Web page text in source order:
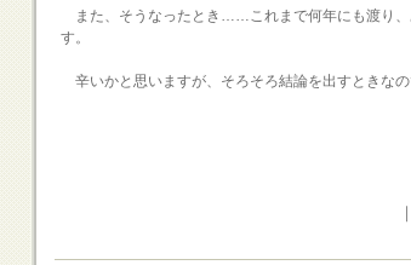
また、そうなったとき……これまで何年にも渡り、
す。
辛いかと思いますが、そろそろ結論を出すときなの
｜